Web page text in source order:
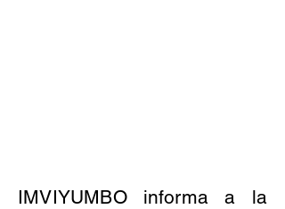
IMVIYUMBO informa a la